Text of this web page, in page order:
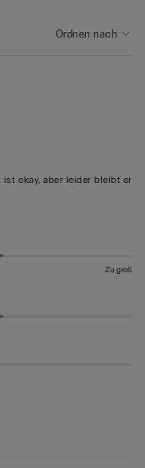
Ordnen nach
ist okay, aber leider bleibt er
Zu groß